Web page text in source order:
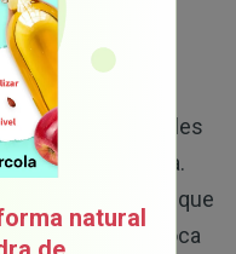
sobre la
tipo de artritis de
causas principales
edad avanzada.
el cartílago liso que
lo que provoca
natural